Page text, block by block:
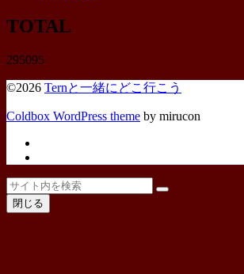
TOTAL
295095
©2026 Ternと一緒にどこ行こう
Coldbox WordPress theme by mirucon
ト
ッ
プ
検
索
検
閉じる